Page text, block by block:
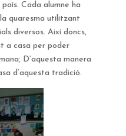
Cada alumne ha
quaresma utilitzant
diversos. Així doncs,
a casa per poder
D’aquesta manera
d’aquesta tradició.